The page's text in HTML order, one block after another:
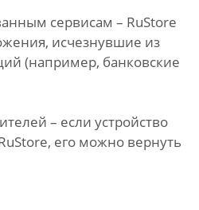
сервисам – RuStore
исчезнувшие из
(например, банковские
– если устройство
его можно вернуть